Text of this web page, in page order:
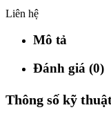
Liên hệ
Mô tả
Đánh giá (0)
Thông số kỹ